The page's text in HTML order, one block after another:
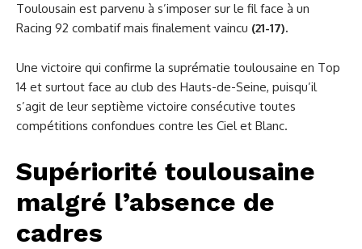
Toulousain est parvenu à s’imposer sur le fil face à un
Racing 92 combatif mais finalement vaincu (21-17).
Une victoire qui confirme la suprématie toulousaine en Top
14 et surtout face au club des Hauts-de-Seine, puisqu’il
s’agit de leur septième victoire consécutive toutes
compétitions confondues contre les Ciel et Blanc.
Supériorité toulousaine
malgré l’absence de
cadres